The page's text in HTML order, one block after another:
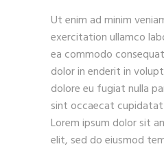
Ut enim ad minim
exercitation ullamco
ea commodo
dolor in enderit in
dolore eu fugiat nulla
sint occaecat
Lorem ipsum dolor sit
elit, sed do eiusmod